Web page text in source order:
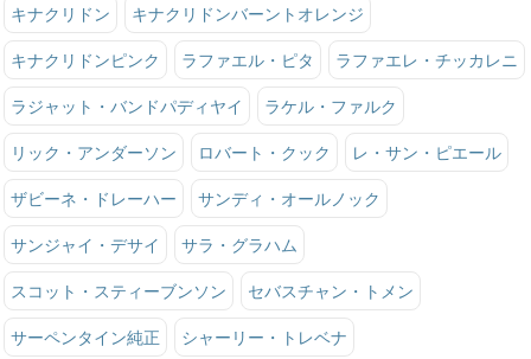
キナクリドン キナクリドンバーントオレンジ
キナクリドンピンク ラファエル・ピタ ラファエレ・チッカレニ
ラジャット・バンドパディヤイ ラケル・ファルク
リック・アンダーソン ロバート・クック レ・サン・ピエール
ザビーネ・ドレーハー サンディ・オールノック
サンジャイ・デサイ サラ・グラハム
スコット・スティーブンソン セバスチャン・トメン
サーペンタイン純正 シャーリー・トレベナ